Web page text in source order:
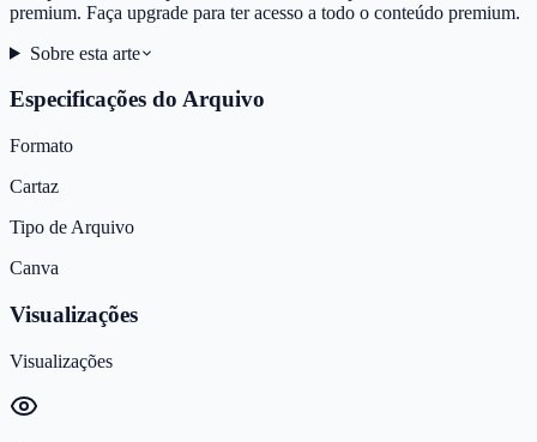
premium. Faça upgrade para ter acesso a todo o conteúdo premium.
Sobre esta arte
Especificações do Arquivo
Formato
Cartaz
Tipo de Arquivo
Canva
Visualizações
Visualizações